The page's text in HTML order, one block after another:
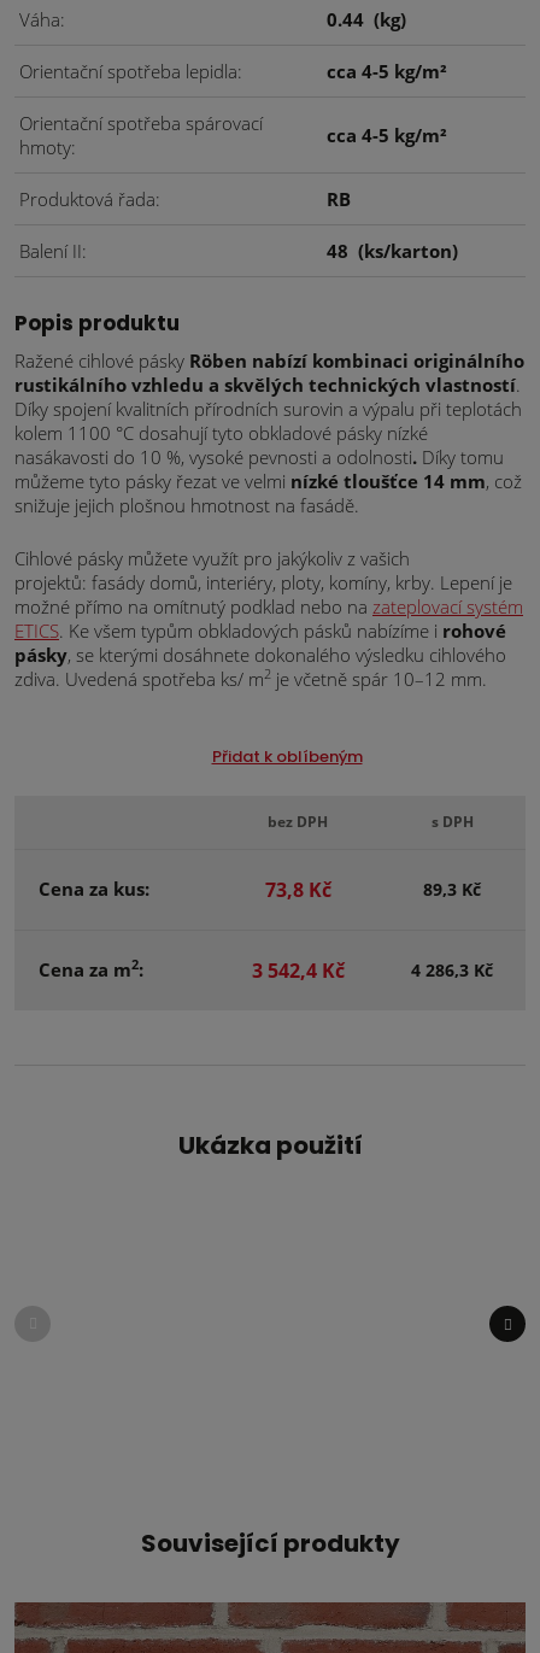
Váha 0.44 (kg)
Orientační spotřeba lepidla cca 4-5 kg/m²
Orientační spotřeba spárovací
hmoty
cca 4-5 kg/m²
Produktová řada RB
Balení II 48 (ks/karton)
Popis produktu
Ražené cihlové pásky Röben nabízí kombinaci originálního
rustikálního vzhledu a skvělých technických vlastností.
Díky spojení kvalitních přírodních surovin a výpalu při teplotách
kolem 1100 °C dosahují tyto obkladové pásky nízké
nasákavosti do 10 %, vysoké pevnosti a odolnosti. Díky tomu
můžeme tyto pásky řezat ve velmi nízké tloušťce 14 mm, což
snižuje jejich plošnou hmotnost na fasádě.
Cihlové pásky můžete využít pro jakýkoliv z vašich
projektů: fasády domů, interiéry, ploty, komíny, krby. Lepení je
možné přímo na omítnutý podklad nebo na zateplovací systém
ETICS. Ke všem typům obkladových pásků nabízíme i rohové
pásky, se kterými dosáhnete dokonalého výsledku cihlového
zdiva. Uvedená spotřeba ks/ m2 je včetně spár 10–12 mm.
Přidat k oblíbeným
bez DPH s DPH
Cena za kus: 73,8 Kč 89,3 Kč
Cena za m2: 3 542,4 Kč 4 286,3 Kč
Ukázka použití
Související produkty